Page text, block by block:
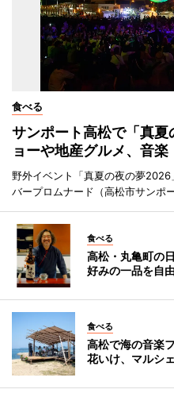
食べる
サンポート高松で「真
ョーや地産グルメ、音楽
野外イベント「真夏の夜の夢
バープロムナード（高松市サンポ
食べる
高松・丸亀町の
好みの一品を自
食べる
高松で海の音楽
花いけ、マルシ